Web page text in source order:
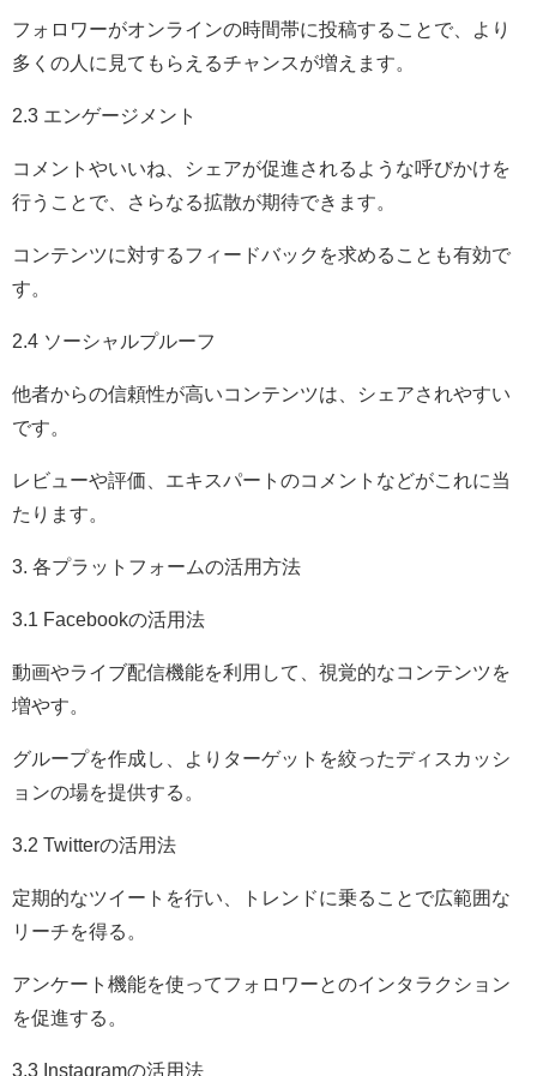
フォロワーがオンラインの時間帯に投稿することで、より
多くの人に見てもらえるチャンスが増えます。
2.3 エンゲージメント
コメントやいいね、シェアが促進されるような呼びかけを
行うことで、さらなる拡散が期待できます。
コンテンツに対するフィードバックを求めることも有効で
す。
2.4 ソーシャルプルーフ
他者からの信頼性が高いコンテンツは、シェアされやすい
です。
レビューや評価、エキスパートのコメントなどがこれに当
たります。
3. 各プラットフォームの活用方法
3.1 Facebookの活用法
動画やライブ配信機能を利用して、視覚的なコンテンツを
増やす。
グループを作成し、よりターゲットを絞ったディスカッシ
ョンの場を提供する。
3.2 Twitterの活用法
定期的なツイートを行い、トレンドに乗ることで広範囲な
リーチを得る。
アンケート機能を使ってフォロワーとのインタラクション
を促進する。
3.3 Instagramの活用法